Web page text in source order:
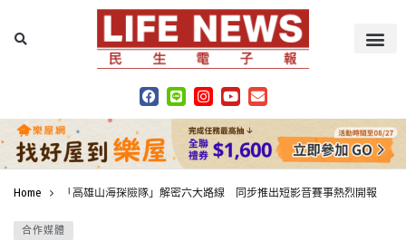
Home 「高雄山海探險隊」解密六大路線 同步推出短影音賽事熱烈開報
合作媒體